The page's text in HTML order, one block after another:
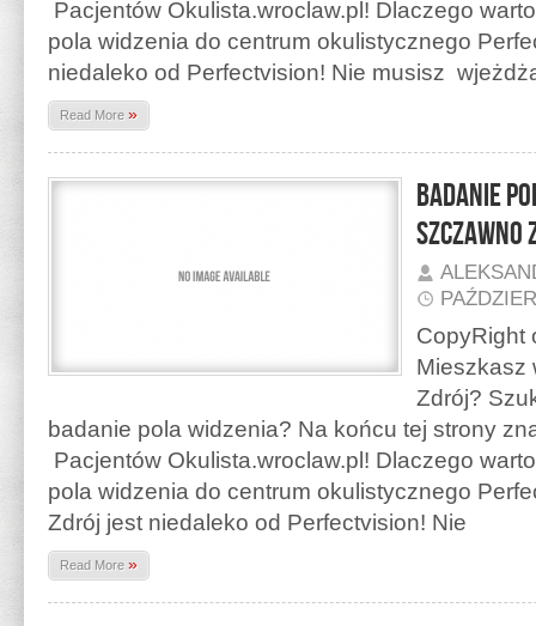
Pacjentów Okulista.wroclaw.pl! Dlaczego
pola widzenia do centrum okulistycznego
niedaleko od Perfectvision! Nie musisz
Read More »
Badanie
Szczawno
CopyRight
Mieszkasz
Zdrój?
badanie pola widzenia? Na końcu tej strony
Pacjentów Okulista.wroclaw.pl! Dlaczego
pola widzenia do centrum okulistycznego
Zdrój jest niedaleko od Perfectvision! Nie
Read More »